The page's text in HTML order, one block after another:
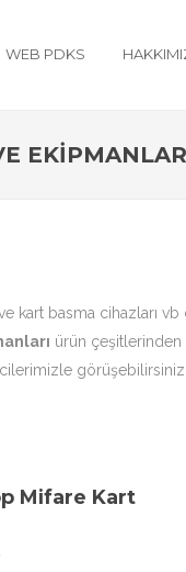
WEB PDKS
ve kart basma cihazları
ürün
görüşebilirsiniz.
Mifare Kart